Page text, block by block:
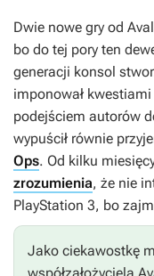
Dwie nowe gry od
bo do tej pory ten
generacji konsol
imponował
podejściem autorów
wypuścił równie
Ops. Od kilku
zrozumienia, że nie
PlayStation 3, bo
Jako ciekawostkę